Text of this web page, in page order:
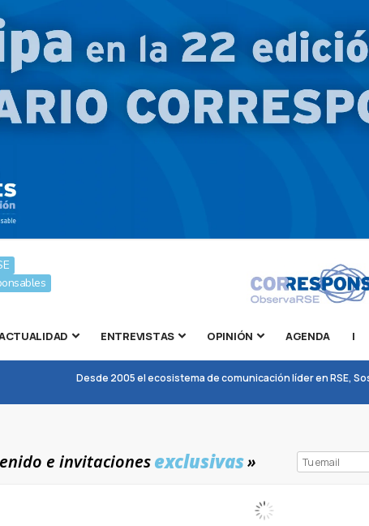
ENTREVISTAS OPINIÓN AGENDA |
Desde 2005 el ecosistema de comunicación líder en RSE,
e invitacionesexclusivas»